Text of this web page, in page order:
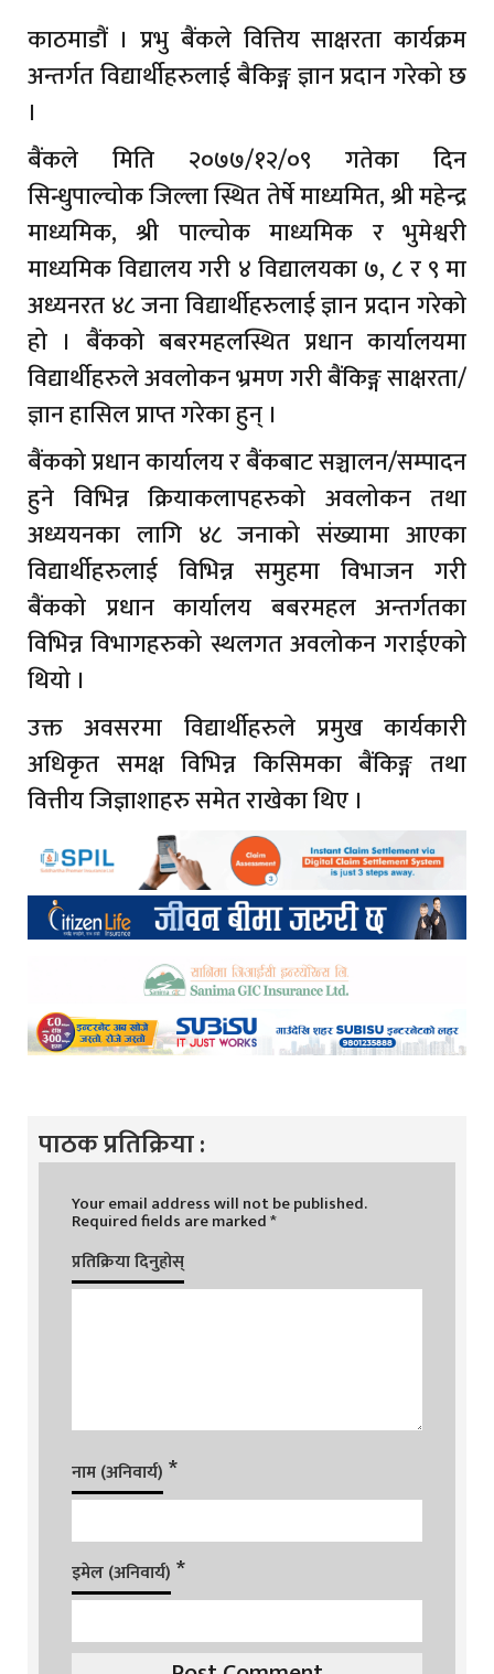
काठमाडौं । प्रभु बैंकले वित्तिय साक्षरता कार्यक्रम
अन्तर्गत विद्यार्थीहरुलाई बैकिङ्ग ज्ञान प्रदान गरेको छ
।
बैंकले मिति २०७७/१२/०९ गतेका दिन
सिन्धुपाल्चोक जिल्ला स्थित तेर्षे माध्यमित, श्री महेन्द्र
माध्यमिक, श्री पाल्चोक माध्यमिक र भुमेश्वरी
माध्यमिक विद्यालय गरी ४ विद्यालयका ७, ८ र ९ मा
अध्यनरत ४८ जना विद्यार्थीहरुलाई ज्ञान प्रदान गरेको
हो । बैंकको बबरमहलस्थित प्रधान कार्यालयमा
विद्यार्थीहरुले अवलोकन भ्रमण गरी बैंकिङ्ग साक्षरता/
ज्ञान हासिल प्राप्त गरेका हुन् ।
बैंकको प्रधान कार्यालय र बैंकबाट सञ्चालन/सम्पादन
हुने विभिन्न क्रियाकलापहरुको अवलोकन तथा
अध्ययनका लागि ४८ जनाको संख्यामा आएका
विद्यार्थीहरुलाई विभिन्न समुहमा विभाजन गरी
बैंकको प्रधान कार्यालय बबरमहल अन्तर्गतका
विभिन्न विभागहरुको स्थलगत अवलोकन गराईएको
थियो ।
उक्त अवसरमा विद्यार्थीहरुले प्रमुख कार्यकारी
अधिकृत समक्ष विभिन्न किसिमका बैंकिङ्ग तथा
वित्तीय जिज्ञाशाहरु समेत राखेका थिए ।
पाठक प्रतिक्रिया :
Your email address will not be published.
Required fields are marked*
प्रतिक्रिया दिनुहोस्
नाम (अनिवार्य) *
इमेल (अनिवार्य) *